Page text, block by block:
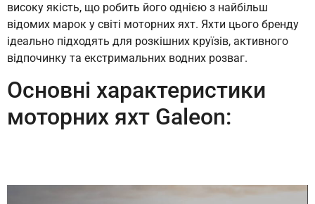
високу якість, що робить його однією з найбільш
відомих марок у світі моторних яхт. Яхти цього бренду
ідеально підходять для розкішних круїзів, активного
відпочинку та екстримальних водних розваг.
Основні характеристики
моторних яхт Galeon:
просторі кокпіти, великі панорамні вікна та